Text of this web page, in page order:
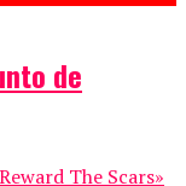
de
The Scars»